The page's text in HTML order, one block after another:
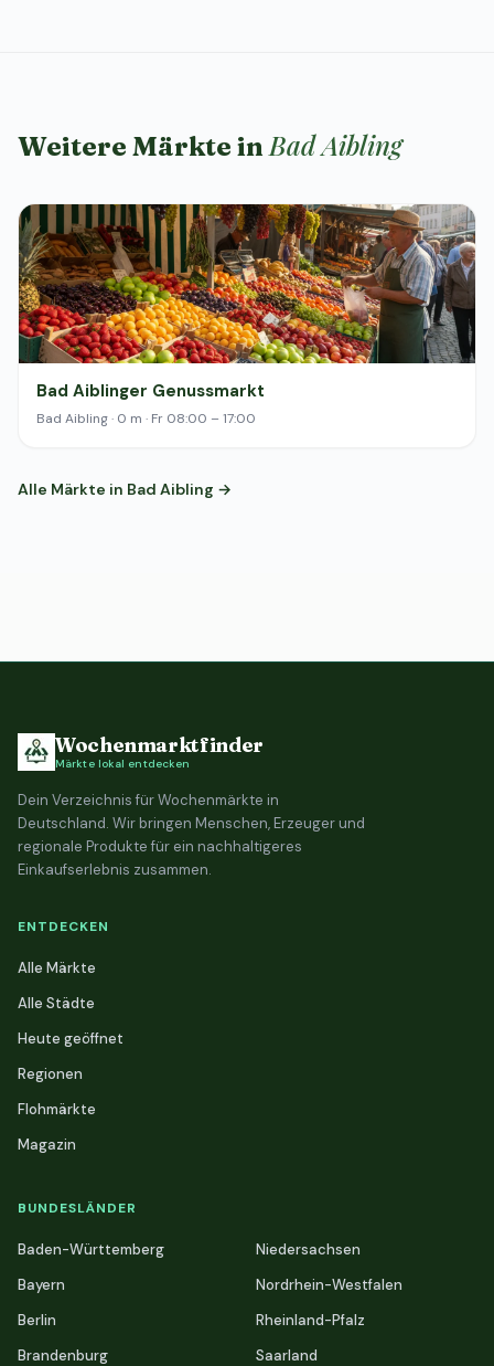
Weitere Märkte inBad Aibling
Bad Aiblinger Genussmarkt
Bad Aibling · 0 m · Fr 08:00 – 17:00
Alle Märkte in Bad Aibling →
Wochenmarktfinder
Märkte lokal entdecken
Dein Verzeichnis für Wochenmärkte in
Deutschland. Wir bringen Menschen, Erzeuger und
regionale Produkte für ein nachhaltigeres
Einkaufserlebnis zusammen.
ENTDECKEN
Alle Märkte
Alle Städte
Heute geöffnet
Regionen
Flohmärkte
Magazin
BUNDESLÄNDER
Baden-Württemberg
Bayern
Berlin
Brandenburg
Niedersachsen
Nordrhein-Westfalen
Rheinland-Pfalz
Saarland